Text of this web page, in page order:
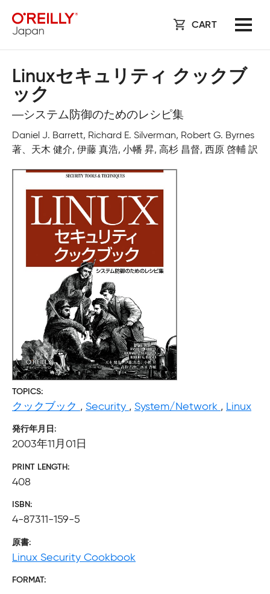
CART
Linuxセキュリティ クックブ
ック
―システム防御のためのレシピ集
Daniel J. Barrett, Richard E. Silverman, Robert G. Byrnes
著、天木 健介, 伊藤 真浩, 小幡 昇, 高杉 昌督, 西原 啓輔 訳
TOPICS
クックブック , Security , System/Network , Linux
発行年月日
2003年11月01日
PRINT LENGTH
408
ISBN
4-87311-159-5
原書
Linux Security Cookbook
FORMAT